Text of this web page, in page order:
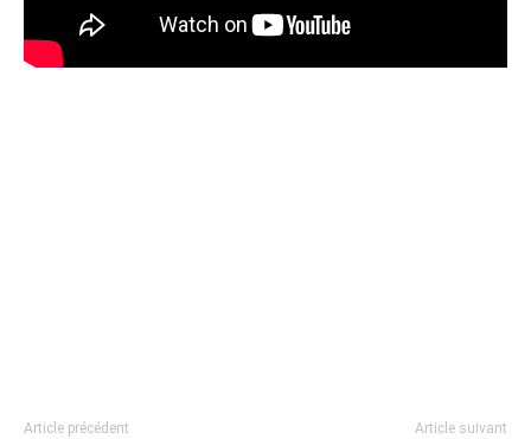
Article précédent Article suivant